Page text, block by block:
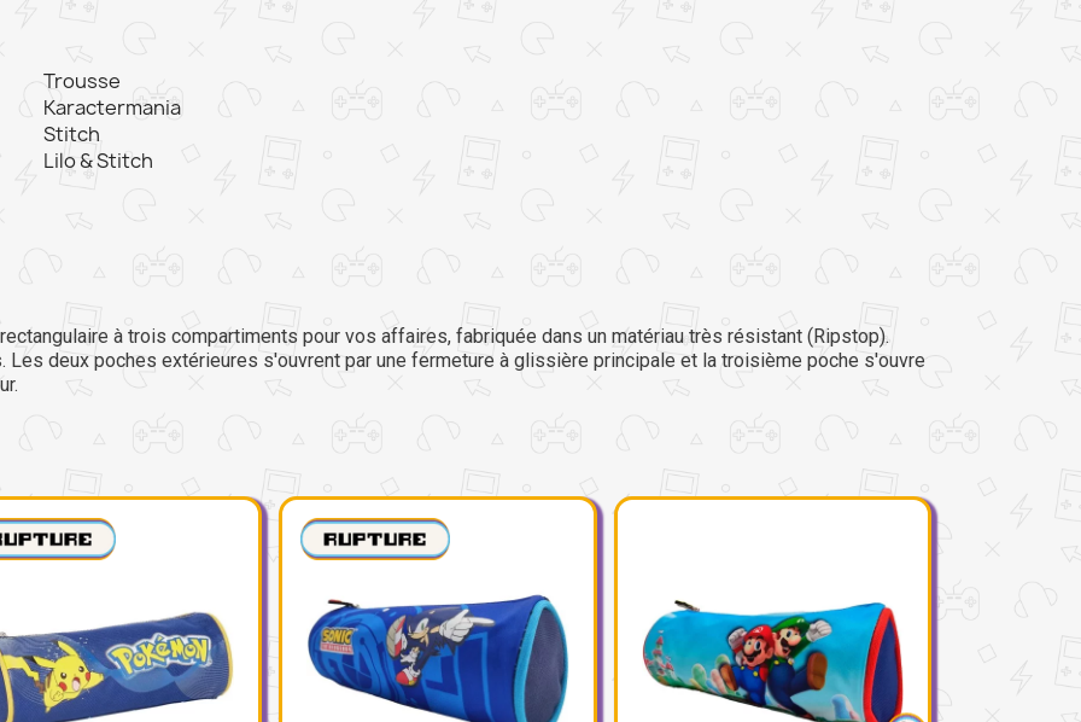
Trousse
Karactermania
Stitch
Lilo & Stitch
à trois compartiments pour vos affaires, fabriquée dans un matériau très résistant (Ripstop).
deux poches extérieures s'ouvrent par une fermeture à glissière principale et la troisième poche s'ouvre